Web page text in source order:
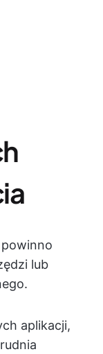
lub
aplikacji,